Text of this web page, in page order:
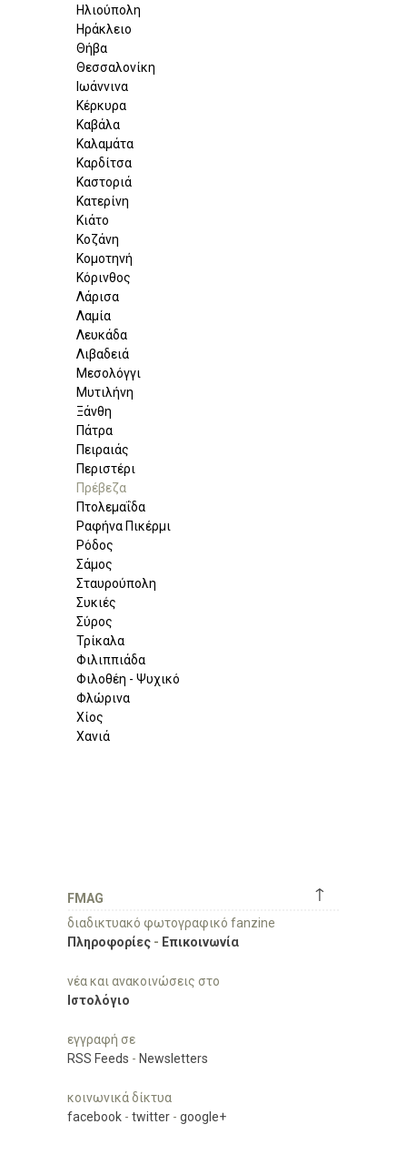
Ηλιούπολη
Ηράκλειο
Θήβα
Θεσσαλονίκη
Ιωάννινα
Κέρκυρα
Καβάλα
Καλαμάτα
Καρδίτσα
Καστοριά
Κατερίνη
Κιάτο
Κοζάνη
Κομοτηνή
Κόρινθος
Λάρισα
Λαμία
Λευκάδα
Λιβαδειά
Μεσολόγγι
Μυτιλήνη
Ξάνθη
Πάτρα
Πειραιάς
Περιστέρι
Πρέβεζα
Πτολεμαΐδα
Ραφήνα Πικέρμι
Ρόδος
Σάμος
Σταυρούπολη
Συκιές
Σύρος
Τρίκαλα
Φιλιππιάδα
Φιλοθέη - Ψυχικό
Φλώρινα
Χίος
Χανιά
↑
FMAG
διαδικτυακό φωτογραφικό fanzine
Πληροφορίες - Επικοινωνία
νέα και ανακοινώσεις στο
Ιστολόγιο
εγγραφή σε
RSS Feeds - Newsletters
κοινωνικά δίκτυα
facebook - twitter - google+